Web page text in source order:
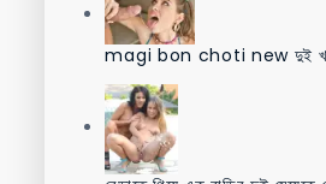
magi bon choti new দুই